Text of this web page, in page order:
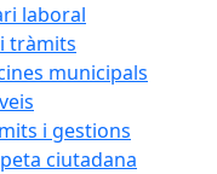
laboral
tràmits
municipals
i gestions
ciutadana